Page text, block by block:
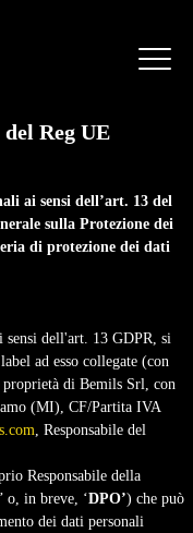
Reg UE
ai sensi dell’art. 13 del
sulla Protezione dei
di protezione dei dati
dell'art. 13 GDPR, si
ad esso collegate (con
di Bemils Srl, con
(MI), CF/Partita IVA
, Responsabile del
Responsabile della
’ o, in breve, ‘DPO’) che può
dei dati personali